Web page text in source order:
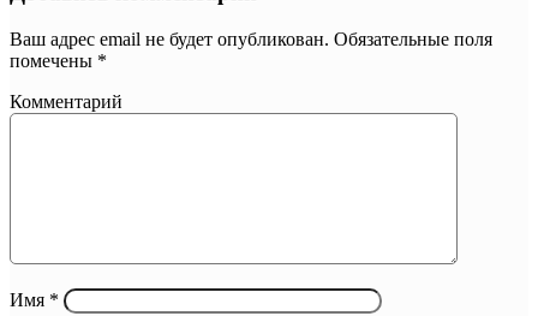
Ваш адрес email не будет опубликован. Обязательные поля
помечены *
Комментарий
Имя *